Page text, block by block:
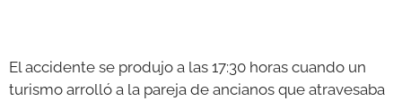
El accidente se produjo a las 17:30 horas cuando un
turismo arrolló a la pareja de ancianos que atravesaba